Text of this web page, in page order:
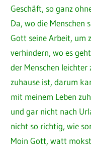
Geschäft, so ganz
Da, wo die Menschen
Gott seine Arbeit, um
verhindern, wo es
der Menschen leichter
zuhause ist, darum
mit meinem Leben
und gar nicht nach
nicht so richtig, wie
Moin Gott, watt